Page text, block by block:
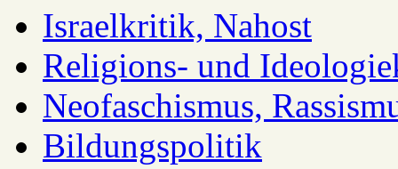
Israelkritik, Nahost
Religions- und
Neofaschismus,
Bildungspolitik